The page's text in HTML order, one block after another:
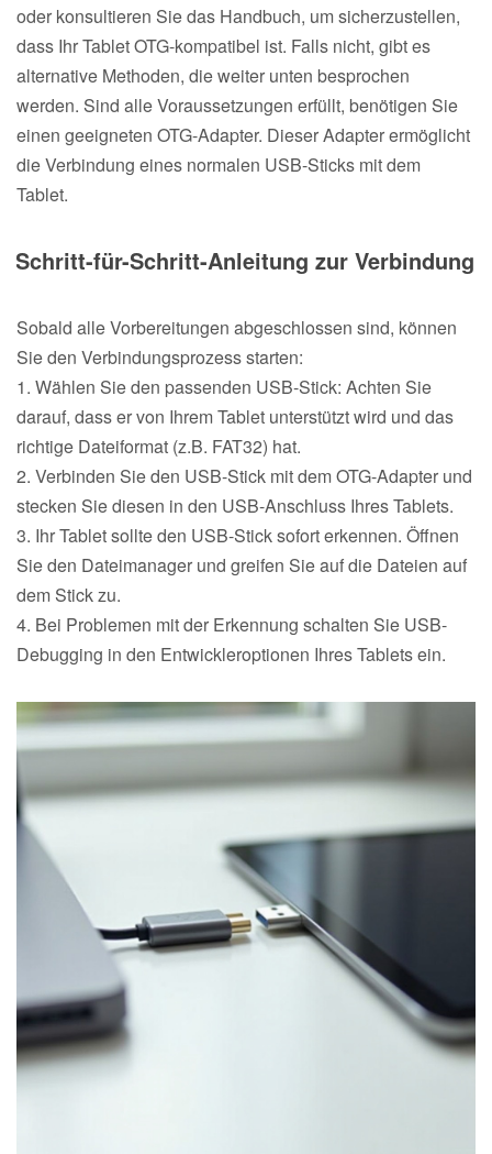
oder konsultieren Sie das Handbuch, um sicherzustellen,
dass Ihr Tablet OTG-kompatibel ist. Falls nicht, gibt es
alternative Methoden, die weiter unten besprochen
werden. Sind alle Voraussetzungen erfüllt, benötigen Sie
einen geeigneten OTG-Adapter. Dieser Adapter ermöglicht
die Verbindung eines normalen USB-Sticks mit dem
Tablet.
Schritt-für-Schritt-Anleitung zur Verbindung
Sobald alle Vorbereitungen abgeschlossen sind, können
Sie den Verbindungsprozess starten:
1. Wählen Sie den passenden USB-Stick: Achten Sie
darauf, dass er von Ihrem Tablet unterstützt wird und das
richtige Dateiformat (z.B. FAT32) hat.
2. Verbinden Sie den USB-Stick mit dem OTG-Adapter und
stecken Sie diesen in den USB-Anschluss Ihres Tablets.
3. Ihr Tablet sollte den USB-Stick sofort erkennen. Öffnen
Sie den Dateimanager und greifen Sie auf die Dateien auf
dem Stick zu.
4. Bei Problemen mit der Erkennung schalten Sie USB-
Debugging in den Entwickleroptionen Ihres Tablets ein.